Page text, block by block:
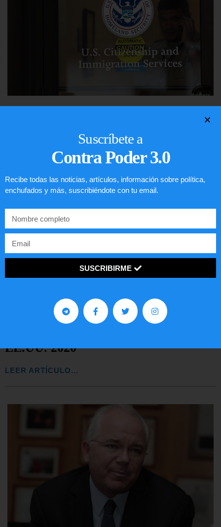
LEER ARTÍCULO...
EE.UU. 2020
LEER ARTÍCULO...
Suscríbete a
Contra Poder 3.0
Recibe todas las noticias, artículos, información sobre política,
enchufados y más, suscribiéndote con tu email.
SUSCRIBIRME